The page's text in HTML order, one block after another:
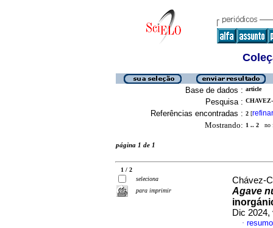
Base de dados : article
Pesquisa :
Referências encontradas : 2 [refinar
Mostrando: 1 .. 2 no
página 1 de 1
1 / 2
seleciona
para imprimir
Chávez-
Agave
Dic 2024,
·